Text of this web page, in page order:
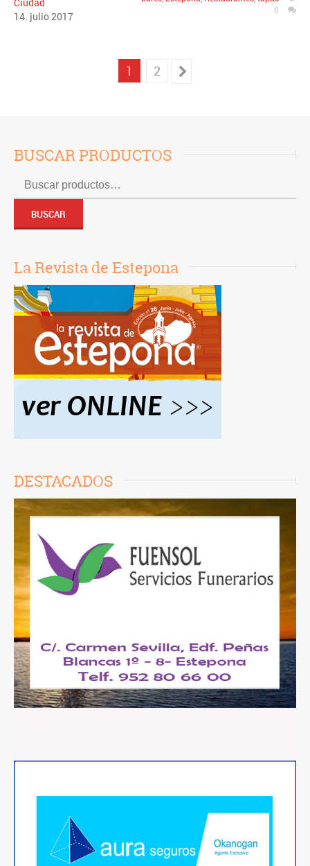
14 julio2017
0
1 2
BUSCAR PRODUCTOS
Buscar
por:
BUSCAR
La Revista de Estepona
DESTACADOS